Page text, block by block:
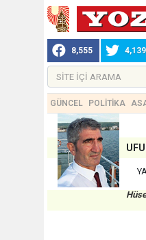
8,555 4,139
GÜNCEL POLİTİKA